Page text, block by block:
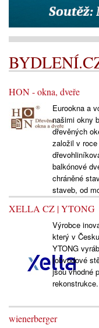
HON - okna, dveře
Eurookna a
našimi okny
dřevěných
založil v
balkónové
chráněné
staveb, od
XELLA CZ | YTONG
Výrobce
který v
YTONG
(obvodové
jsou vhodné
rekonstrukce.
wienerberger